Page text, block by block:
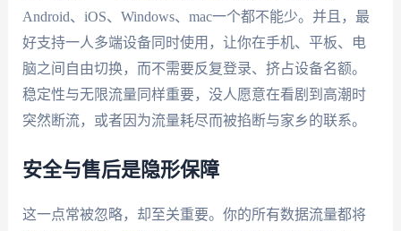
Android、iOS、Windows、mac一个都不能少。并且，最
好支持一人多端设备同时使用，让你在手机、平板、电
脑之间自由切换，而不需要反复登录、挤占设备名额。
稳定性与无限流量同样重要，没人愿意在看剧到高潮时
突然断流，或者因为流量耗尽而被掐断与家乡的联系。
安全与售后是隐形保障
这一点常被忽略，却至关重要。你的所有数据流量都将